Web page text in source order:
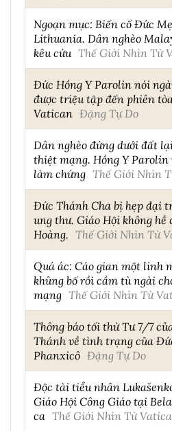
Ngoạn mục: Biến cố Đức
Lithuania. Dân nghèo
kêu cứu Thế Giới Nhìn Từ
Đức Hồng Y Parolin nói
được triệu tập đến phiên
Vatican Đặng Tự Do
Dân nghèo đứng dưới đất
thiệt mạng. Hồng Y
làm chứng Thế Giới Nhìn
Đức Thánh Cha bị hẹp đại
ung thư. Giáo Hội không hề
Hoàng. Thế Giới Nhìn Từ
Quá ác: Cáo gian một linh
khủng bố rồi cầm tù ngài
mạng Thế Giới Nhìn Từ
Thông báo tối thứ Tư 7/7
Thánh về tình trạng của
Phanxicô Đặng Tự Do
Độc tài tiểu nhân
Giáo Hội Công Giáo tại
ca Thế Giới Nhìn Từ